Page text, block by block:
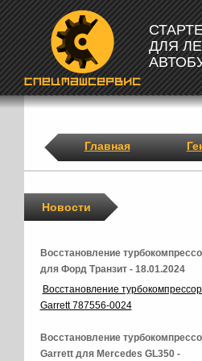
ДЛЯ
Главная
Новости
Восстановление
для Форд Транзит - 18.01.2024
Восстановление
Garrett 787556-0024
Восстановление
Garrett для Mercedes GL350 -